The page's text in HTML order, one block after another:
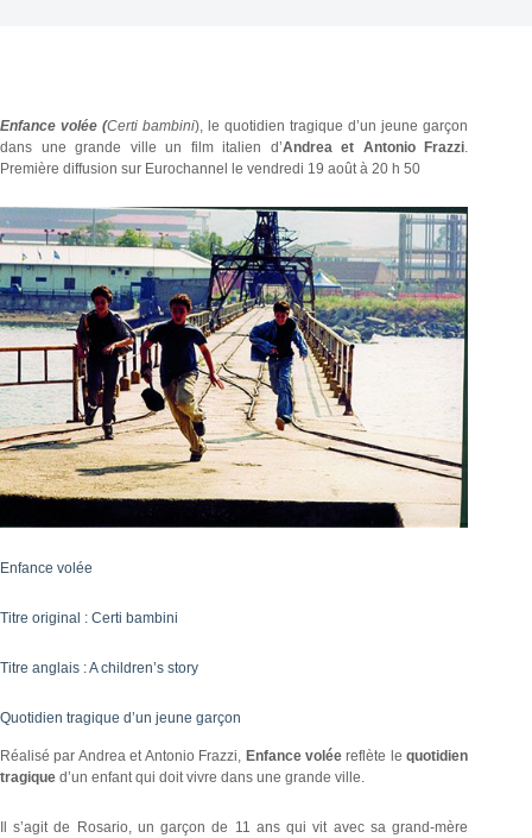
Enfance volée (Certi bambini), le quotidien tragique d’un jeune garçon
dans une grande ville un film italien d’Andrea et Antonio Frazzi.
Première diffusion sur Eurochannel le vendredi 19 août à 20 h 50
Enfance volée
Titre original : Certi bambini
Titre anglais : A children’s story
Quotidien tragique d’un jeune garçon
Réalisé par Andrea et Antonio Frazzi, Enfance voléereflète lequotidien
tragique d’un enfant qui doit vivre dans une grande ville.
Il s’agit de Rosario, un garçon de 11 ans qui vit avec sa grand-mère